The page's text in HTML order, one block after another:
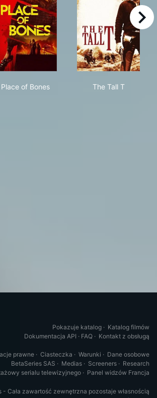
Place of Bones
The Tall T
right
Pokazuje katalog · Katalog filmów
Dokumentacja API · FAQ · Kontakt z obsługą
prawne · Ciasteczka · Warunki · Dane osobowe
BetaSeries SAS · Medias · Screeners · Research
serialu telewizyjnego · Panel widzów Francja
Cała zawartość zewnętrzna pozostaje własnością